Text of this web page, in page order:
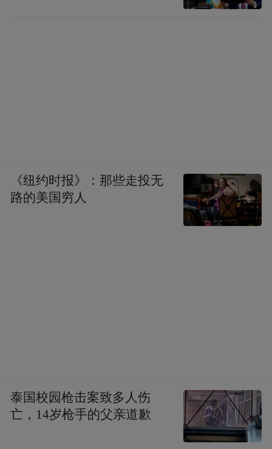
《纽约时报》：那些走投无
路的美国穷人
泰国校园枪击案致多人伤
亡，14岁枪手的父亲道歉